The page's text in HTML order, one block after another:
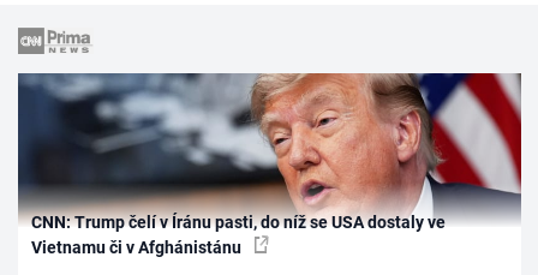
CNN: Trump čelí v Íránu pasti, do níž se USA dostaly ve
Vietnamu či v Afghánistánu